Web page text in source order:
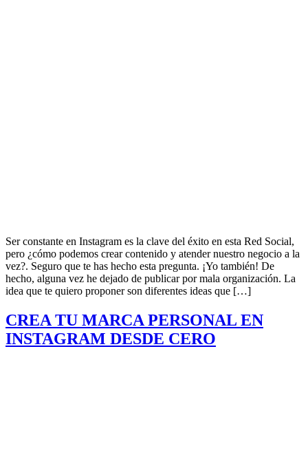
Ser constante en Instagram es la clave del éxito en esta Red Social,
pero ¿cómo podemos crear contenido y atender nuestro negocio a la
vez?. Seguro que te has hecho esta pregunta. ¡Yo también! De
hecho, alguna vez he dejado de publicar por mala organización. La
idea que te quiero proponer son diferentes ideas que […]
CREA TU MARCA PERSONAL EN
INSTAGRAM DESDE CERO